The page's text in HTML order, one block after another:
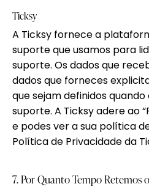
Ticksy
A Ticksy fornece a
suporte que usamos para
suporte. Os dados que
dados que forneces
que sejam definidos
suporte. A Ticksy adere ao
e podes ver a sua política
Política de Privacidade da
7. Por Quanto Tempo Retemos